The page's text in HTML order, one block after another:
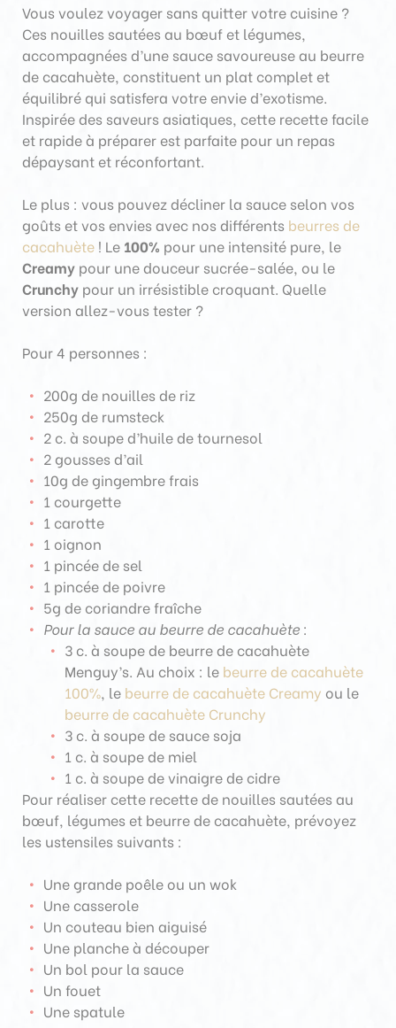
Vous voulez voyager sans quitter votre cuisine ?
Ces nouilles sautées au bœuf et légumes,
accompagnées d’une sauce savoureuse au beurre
de cacahuète, constituent un plat complet et
équilibré qui satisfera votre envie d’exotisme.
Inspirée des saveurs asiatiques, cette recette facile
et rapide à préparer est parfaite pour un repas
dépaysant et réconfortant.
Le plus : vous pouvez décliner la sauce selon vos
goûts et vos envies avec nos différents beurres de
cacahuète ! Le 100% pour une intensité pure, le
Creamy pour une douceur sucrée-salée, ou le
Crunchy pour un irrésistible croquant. Quelle
version allez-vous tester ?
Pour 4 personnes :
200g de nouilles de riz
250g de rumsteck
2 c. à soupe d’huile de tournesol
2 gousses d’ail
10g de gingembre frais
1 courgette
1 carotte
1 oignon
1 pincée de sel
1 pincée de poivre
5g de coriandre fraîche
Pour la sauce au beurre de cacahuète :
3 c. à soupe de beurre de cacahuète
Menguy’s. Au choix : le beurre de cacahuète
100%, le beurre de cacahuète Creamy ou le
beurre de cacahuète Crunchy
3 c. à soupe de sauce soja
1 c. à soupe de miel
1 c. à soupe de vinaigre de cidre
Pour réaliser cette recette de nouilles sautées au
bœuf, légumes et beurre de cacahuète, prévoyez
les ustensiles suivants :
Une grande poêle ou un wok
Une casserole
Un couteau bien aiguisé
Une planche à découper
Un bol pour la sauce
Un fouet
Une spatule